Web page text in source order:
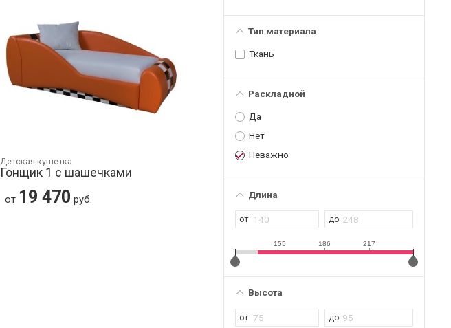
Тип материала
Ткань
Раскладной
Да
Нет
Неважно
Длина
155 186 217
Высота
Детская кушетка
Гонщик 1 с шашечками
от 19 470 руб.